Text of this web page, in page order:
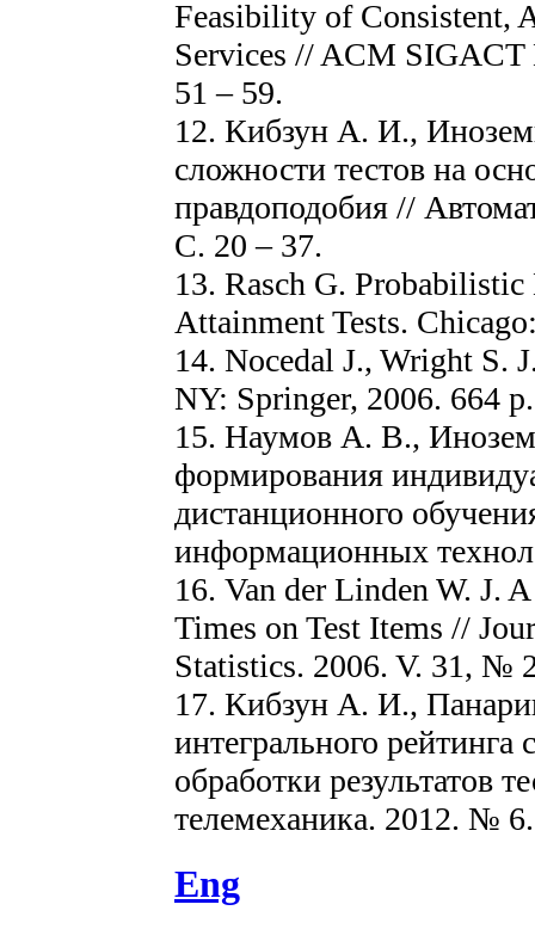
Feasibility of Consistent,
Services // ACM
51 – 59.
12. Кибзун А. И.,
сложности тестов на
правдоподобия //
С. 20 – 37.
13. Rasch G.
Attainment Tests.
14. Nocedal J., Wright S.
NY: Springer, 2006. 664 р.
15. Наумов А. В.,
формирования
дистанционного
информационных
16. Van der Linden W. J.
Times on Test Items //
Statistics. 2006. V. 31, №
17. Кибзун А. И.,
интегрального
обработки результатов
телемеханика. 2012. №
Eng